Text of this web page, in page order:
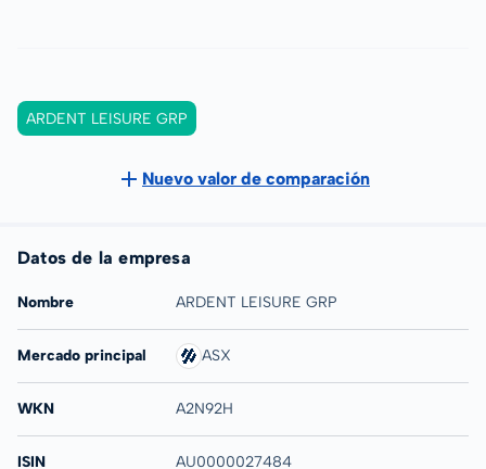
ARDENT LEISURE GRP
Nuevo valor de comparación
Datos de la empresa
Nombre ARDENT LEISURE GRP
Mercado principal ASX
WKN A2N92H
ISIN AU0000027484